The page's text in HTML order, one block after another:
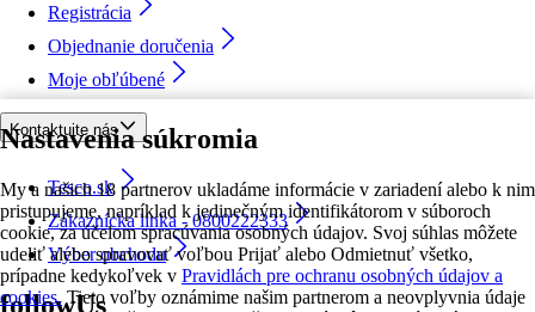
Nastavenia súkromia
My a našich 18 partnerov ukladáme informácie v zariadení alebo k nim
pristupujeme, napríklad k jedinečným identifikátorom v súboroch
cookie, za účelom spracúvania osobných údajov. Svoj súhlas môžete
udeliť alebo spravovať voľbou Prijať alebo Odmietnuť všetko,
prípadne kedykoľvek v Pravidlách pre ochranu osobných údajov a
cookies. Tieto voľby oznámime našim partnerom a neovplyvnia údaje
Registrácia
Objednanie doručenia
Moje obľúbené
Kontaktujte nás
Tesco.sk
Zákaznícka linka - 0800222333
Výber obchodu
followUs